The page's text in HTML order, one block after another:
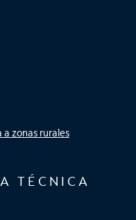
a zonas rurales
TÉCNICA